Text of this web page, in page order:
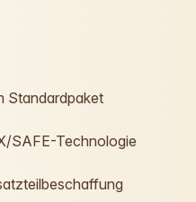
Standardpaket
SAFE-Technologie